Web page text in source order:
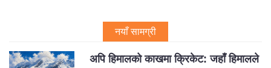
नयाँ सामग्री
अपि हिमालको काखमा क्रिकेट: जहाँ हिमालले